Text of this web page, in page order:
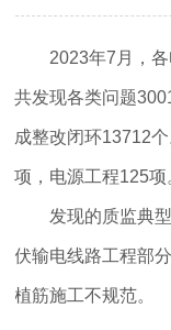
2023年7月，
共发现各类问题
成整改闭环13712
项，电源工程125项
发现的质监典
伏输电线路工程部
植筋施工不规范。